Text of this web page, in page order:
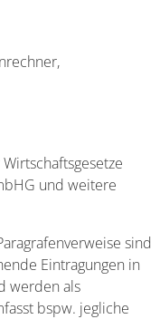
und weitere
sind
Eintragungen in
werden als
bspw. jegliche